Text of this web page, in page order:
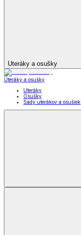
Uteráky a osušky
Uteráky a osušky
Uteráky
Osušky
Sady uterákov a osušiek